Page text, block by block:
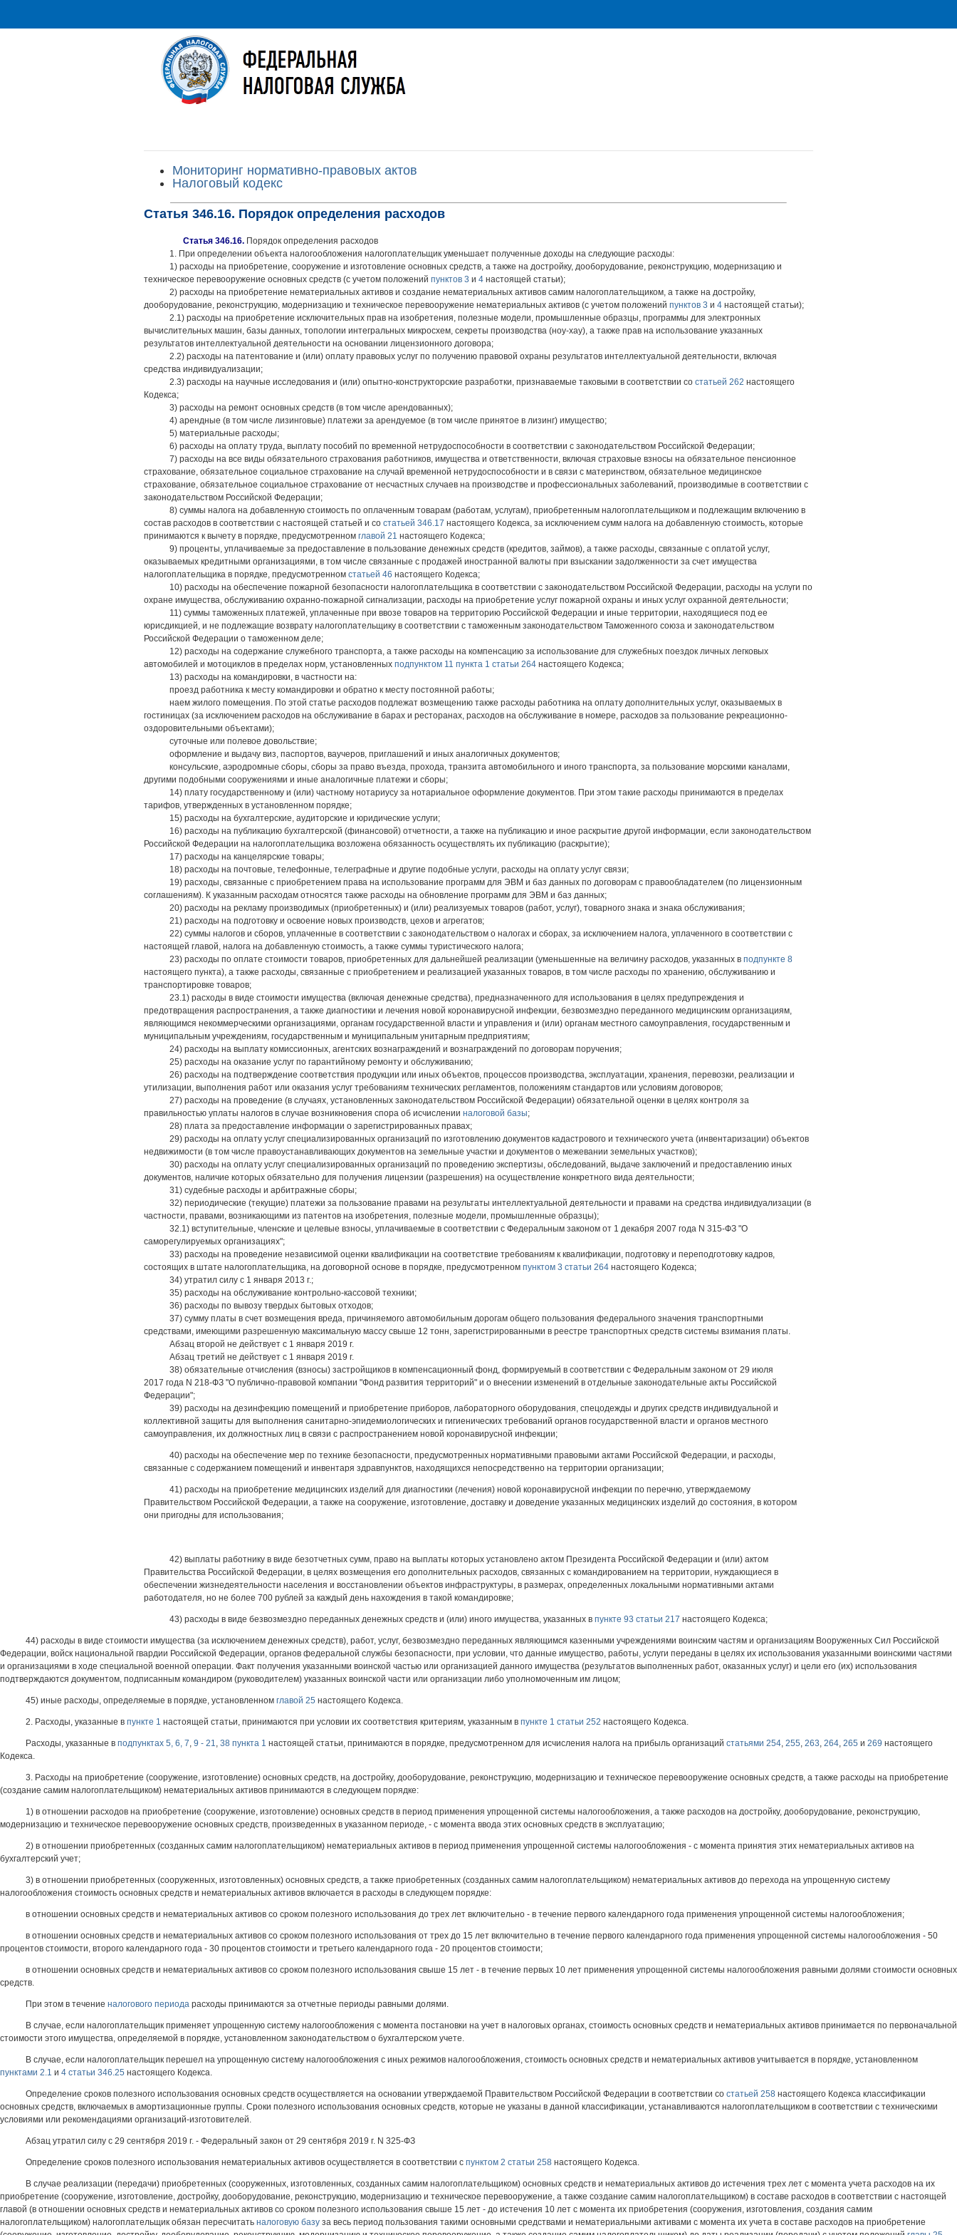
Мониторинг нормативно-правовых актов
Налоговый кодекс
Статья 346.16. Порядок определения расходов
Статья 346.16. Порядок определения расходов
1. При определении объекта налогообложения налогоплательщик уменьшает полученные доходы на следующие расходы:
1) расходы на приобретение, сооружение и изготовление основных средств, а также на достройку, дооборудование, реконструкцию, модернизацию и
техническое перевооружение основных средств (с учетом положений пунктов 3 и 4 настоящей статьи);
2) расходы на приобретение нематериальных активов и создание нематериальных активов самим налогоплательщиком, а также на достройку,
дооборудование, реконструкцию, модернизацию и техническое перевооружение нематериальных активов (с учетом положений пунктов 3 и 4 настоящей статьи);
2.1) расходы на приобретение исключительных прав на изобретения, полезные модели, промышленные образцы, программы для электронных
вычислительных машин, базы данных, топологии интегральных микросхем, секреты производства (ноу-хау), а также прав на использование указанных
результатов интеллектуальной деятельности на основании лицензионного договора;
2.2) расходы на патентование и (или) оплату правовых услуг по получению правовой охраны результатов интеллектуальной деятельности, включая
средства индивидуализации;
2.3) расходы на научные исследования и (или) опытно-конструкторские разработки, признаваемые таковыми в соответствии со статьей 262 настоящего
Кодекса;
3) расходы на ремонт основных средств (в том числе арендованных);
4) арендные (в том числе лизинговые) платежи за арендуемое (в том числе принятое в лизинг) имущество;
5) материальные расходы;
6) расходы на оплату труда, выплату пособий по временной нетрудоспособности в соответствии с законодательством Российской Федерации;
7) расходы на все виды обязательного страхования работников, имущества и ответственности, включая страховые взносы на обязательное пенсионное
страхование, обязательное социальное страхование на случай временной нетрудоспособности и в связи с материнством, обязательное медицинское
страхование, обязательное социальное страхование от несчастных случаев на производстве и профессиональных заболеваний, производимые в соответствии с
законодательством Российской Федерации;
8) суммы налога на добавленную стоимость по оплаченным товарам (работам, услугам), приобретенным налогоплательщиком и подлежащим включению в
состав расходов в соответствии с настоящей статьей и со статьей 346.17 настоящего Кодекса, за исключением сумм налога на добавленную стоимость, которые
принимаются к вычету в порядке, предусмотренном главой 21 настоящего Кодекса;
9) проценты, уплачиваемые за предоставление в пользование денежных средств (кредитов, займов), а также расходы, связанные с оплатой услуг,
оказываемых кредитными организациями, в том числе связанные с продажей иностранной валюты при взыскании задолженности за счет имущества
налогоплательщика в порядке, предусмотренном статьей 46 настоящего Кодекса;
10) расходы на обеспечение пожарной безопасности налогоплательщика в соответствии с законодательством Российской Федерации, расходы на услуги по
охране имущества, обслуживанию охранно-пожарной сигнализации, расходы на приобретение услуг пожарной охраны и иных услуг охранной деятельности;
11) суммы таможенных платежей, уплаченные при ввозе товаров на территорию Российской Федерации и иные территории, находящиеся под ее
юрисдикцией, и не подлежащие возврату налогоплательщику в соответствии с таможенным законодательством Таможенного союза и законодательством
Российской Федерации о таможенном деле;
12) расходы на содержание служебного транспорта, а также расходы на компенсацию за использование для служебных поездок личных легковых
автомобилей и мотоциклов в пределах норм, установленных подпунктом 11 пункта 1 статьи 264 настоящего Кодекса;
13) расходы на командировки, в частности на:
проезд работника к месту командировки и обратно к месту постоянной работы;
наем жилого помещения. По этой статье расходов подлежат возмещению также расходы работника на оплату дополнительных услуг, оказываемых в
гостиницах (за исключением расходов на обслуживание в барах и ресторанах, расходов на обслуживание в номере, расходов за пользование рекреационно-
оздоровительными объектами);
суточные или полевое довольствие;
оформление и выдачу виз, паспортов, ваучеров, приглашений и иных аналогичных документов;
консульские, аэродромные сборы, сборы за право въезда, прохода, транзита автомобильного и иного транспорта, за пользование морскими каналами,
другими подобными сооружениями и иные аналогичные платежи и сборы;
14) плату государственному и (или) частному нотариусу за нотариальное оформление документов. При этом такие расходы принимаются в пределах
тарифов, утвержденных в установленном порядке;
15) расходы на бухгалтерские, аудиторские и юридические услуги;
16) расходы на публикацию бухгалтерской (финансовой) отчетности, а также на публикацию и иное раскрытие другой информации, если законодательством
Российской Федерации на налогоплательщика возложена обязанность осуществлять их публикацию (раскрытие);
17) расходы на канцелярские товары;
18) расходы на почтовые, телефонные, телеграфные и другие подобные услуги, расходы на оплату услуг связи;
19) расходы, связанные с приобретением права на использование программ для ЭВМ и баз данных по договорам с правообладателем (по лицензионным
соглашениям). К указанным расходам относятся также расходы на обновление программ для ЭВМ и баз данных;
20) расходы на рекламу производимых (приобретенных) и (или) реализуемых товаров (работ, услуг), товарного знака и знака обслуживания;
21) расходы на подготовку и освоение новых производств, цехов и агрегатов;
22) суммы налогов и сборов, уплаченные в соответствии с законодательством о налогах и сборах, за исключением налога, уплаченного в соответствии с
настоящей главой, налога на добавленную стоимость, а также суммы туристического налога;
23) расходы по оплате стоимости товаров, приобретенных для дальнейшей реализации (уменьшенные на величину расходов, указанных в подпункте 8
настоящего пункта), а также расходы, связанные с приобретением и реализацией указанных товаров, в том числе расходы по хранению, обслуживанию и
транспортировке товаров;
23.1) расходы в виде стоимости имущества (включая денежные средства), предназначенного для использования в целях предупреждения и
предотвращения распространения, а также диагностики и лечения новой коронавирусной инфекции, безвозмездно переданного медицинским организациям,
являющимся некоммерческими организациями, органам государственной власти и управления и (или) органам местного самоуправления, государственным и
муниципальным учреждениям, государственным и муниципальным унитарным предприятиям;
24) расходы на выплату комиссионных, агентских вознаграждений и вознаграждений по договорам поручения;
25) расходы на оказание услуг по гарантийному ремонту и обслуживанию;
26) расходы на подтверждение соответствия продукции или иных объектов, процессов производства, эксплуатации, хранения, перевозки, реализации и
утилизации, выполнения работ или оказания услуг требованиям технических регламентов, положениям стандартов или условиям договоров;
27) расходы на проведение (в случаях, установленных законодательством Российской Федерации) обязательной оценки в целях контроля за
правильностью уплаты налогов в случае возникновения спора об исчислении налоговой базы;
28) плата за предоставление информации о зарегистрированных правах;
29) расходы на оплату услуг специализированных организаций по изготовлению документов кадастрового и технического учета (инвентаризации) объектов
недвижимости (в том числе правоустанавливающих документов на земельные участки и документов о межевании земельных участков);
30) расходы на оплату услуг специализированных организаций по проведению экспертизы, обследований, выдаче заключений и предоставлению иных
документов, наличие которых обязательно для получения лицензии (разрешения) на осуществление конкретного вида деятельности;
31) судебные расходы и арбитражные сборы;
32) периодические (текущие) платежи за пользование правами на результаты интеллектуальной деятельности и правами на средства индивидуализации (в
частности, правами, возникающими из патентов на изобретения, полезные модели, промышленные образцы);
32.1) вступительные, членские и целевые взносы, уплачиваемые в соответствии с Федеральным законом от 1 декабря 2007 года N 315-ФЗ "О
саморегулируемых организациях";
33) расходы на проведение независимой оценки квалификации на соответствие требованиям к квалификации, подготовку и переподготовку кадров,
состоящих в штате налогоплательщика, на договорной основе в порядке, предусмотренном пунктом 3 статьи 264 настоящего Кодекса;
34) утратил силу с 1 января 2013 г.;
35) расходы на обслуживание контрольно-кассовой техники;
36) расходы по вывозу твердых бытовых отходов;
37) сумму платы в счет возмещения вреда, причиняемого автомобильным дорогам общего пользования федерального значения транспортными
средствами, имеющими разрешенную максимальную массу свыше 12 тонн, зарегистрированными в реестре транспортных средств системы взимания платы.
Абзац второй не действует с 1 января 2019 г.
Абзац третий не действует с 1 января 2019 г.
38) обязательные отчисления (взносы) застройщиков в компенсационный фонд, формируемый в соответствии с Федеральным законом от 29 июля
2017 года N 218-ФЗ "О публично-правовой компании "Фонд развития территорий" и о внесении изменений в отдельные законодательные акты Российской
Федерации";
39) расходы на дезинфекцию помещений и приобретение приборов, лабораторного оборудования, спецодежды и других средств индивидуальной и
коллективной защиты для выполнения санитарно-эпидемиологических и гигиенических требований органов государственной власти и органов местного
самоуправления, их должностных лиц в связи с распространением новой коронавирусной инфекции;
40) расходы на обеспечение мер по технике безопасности, предусмотренных нормативными правовыми актами Российской Федерации, и расходы,
связанные с содержанием помещений и инвентаря здравпунктов, находящихся непосредственно на территории организации;
41) расходы на приобретение медицинских изделий для диагностики (лечения) новой коронавирусной инфекции по перечню, утверждаемому
Правительством Российской Федерации, а также на сооружение, изготовление, доставку и доведение указанных медицинских изделий до состояния, в котором
они пригодны для использования;
42) выплаты работнику в виде безотчетных сумм, право на выплаты которых установлено актом Президента Российской Федерации и (или) актом
Правительства Российской Федерации, в целях возмещения его дополнительных расходов, связанных с командированием на территории, нуждающиеся в
обеспечении жизнедеятельности населения и восстановлении объектов инфраструктуры, в размерах, определенных локальными нормативными актами
работодателя, но не более 700 рублей за каждый день нахождения в такой командировке;
43) расходы в виде безвозмездно переданных денежных средств и (или) иного имущества, указанных в пункте 93 статьи 217 настоящего Кодекса;
44) расходы в виде стоимости имущества (за исключением денежных средств), работ, услуг, безвозмездно переданных являющимся казенными учреждениями воинским частям и организациям Вооруженных Сил Российской
Федерации, войск национальной гвардии Российской Федерации, органов федеральной службы безопасности, при условии, что данные имущество, работы, услуги переданы в целях их использования указанными воинскими частями
и организациями в ходе специальной военной операции. Факт получения указанными воинской частью или организацией данного имущества (результатов выполненных работ, оказанных услуг) и цели его (их) использования
подтверждаются документом, подписанным командиром (руководителем) указанных воинской части или организации либо уполномоченным им лицом;
45) иные расходы, определяемые в порядке, установленном главой 25 настоящего Кодекса.
2. Расходы, указанные в пункте 1 настоящей статьи, принимаются при условии их соответствия критериям, указанным в пункте 1 статьи 252 настоящего Кодекса.
Расходы, указанные в подпунктах 5, 6, 7, 9 - 21, 38 пункта 1 настоящей статьи, принимаются в порядке, предусмотренном для исчисления налога на прибыль организаций статьями 254, 255, 263, 264, 265 и 269 настоящего
Кодекса.
3. Расходы на приобретение (сооружение, изготовление) основных средств, на достройку, дооборудование, реконструкцию, модернизацию и техническое перевооружение основных средств, а также расходы на приобретение
(создание самим налогоплательщиком) нематериальных активов принимаются в следующем порядке:
1) в отношении расходов на приобретение (сооружение, изготовление) основных средств в период применения упрощенной системы налогообложения, а также расходов на достройку, дооборудование, реконструкцию,
модернизацию и техническое перевооружение основных средств, произведенных в указанном периоде, - с момента ввода этих основных средств в эксплуатацию;
2) в отношении приобретенных (созданных самим налогоплательщиком) нематериальных активов в период применения упрощенной системы налогообложения - с момента принятия этих нематериальных активов на
бухгалтерский учет;
3) в отношении приобретенных (сооруженных, изготовленных) основных средств, а также приобретенных (созданных самим налогоплательщиком) нематериальных активов до перехода на упрощенную систему
налогообложения стоимость основных средств и нематериальных активов включается в расходы в следующем порядке:
в отношении основных средств и нематериальных активов со сроком полезного использования до трех лет включительно - в течение первого календарного года применения упрощенной системы налогообложения;
в отношении основных средств и нематериальных активов со сроком полезного использования от трех до 15 лет включительно в течение первого календарного года применения упрощенной системы налогообложения - 50
процентов стоимости, второго календарного года - 30 процентов стоимости и третьего календарного года - 20 процентов стоимости;
в отношении основных средств и нематериальных активов со сроком полезного использования свыше 15 лет - в течение первых 10 лет применения упрощенной системы налогообложения равными долями стоимости основных
средств.
При этом в течение налогового периода расходы принимаются за отчетные периоды равными долями.
В случае, если налогоплательщик применяет упрощенную систему налогообложения с момента постановки на учет в налоговых органах, стоимость основных средств и нематериальных активов принимается по первоначальной
стоимости этого имущества, определяемой в порядке, установленном законодательством о бухгалтерском учете.
В случае, если налогоплательщик перешел на упрощенную систему налогообложения с иных режимов налогообложения, стоимость основных средств и нематериальных активов учитывается в порядке, установленном
пунктами 2.1 и 4 статьи 346.25 настоящего Кодекса.
Определение сроков полезного использования основных средств осуществляется на основании утверждаемой Правительством Российской Федерации в соответствии со статьей 258 настоящего Кодекса классификации
основных средств, включаемых в амортизационные группы. Сроки полезного использования основных средств, которые не указаны в данной классификации, устанавливаются налогоплательщиком в соответствии с техническими
условиями или рекомендациями организаций-изготовителей.
Абзац утратил силу с 29 сентября 2019 г. - Федеральный закон от 29 сентября 2019 г. N 325-ФЗ
Определение сроков полезного использования нематериальных активов осуществляется в соответствии с пунктом 2 статьи 258 настоящего Кодекса.
В случае реализации (передачи) приобретенных (сооруженных, изготовленных, созданных самим налогоплательщиком) основных средств и нематериальных активов до истечения трех лет с момента учета расходов на их
приобретение (сооружение, изготовление, достройку, дооборудование, реконструкцию, модернизацию и техническое перевооружение, а также создание самим налогоплательщиком) в составе расходов в соответствии с настоящей
главой (в отношении основных средств и нематериальных активов со сроком полезного использования свыше 15 лет - до истечения 10 лет с момента их приобретения (сооружения, изготовления, создания самим
налогоплательщиком) налогоплательщик обязан пересчитать налоговую базу за весь период пользования такими основными средствами и нематериальными активами с момента их учета в составе расходов на приобретение